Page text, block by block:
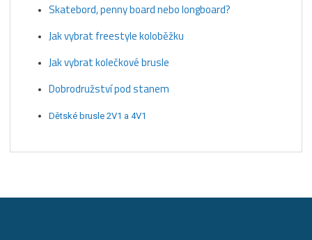
Skatebord, penny board nebo longboard?
Jak vybrat freestyle koloběžku
Jak vybrat kolečkové brusle
Dobrodružství pod stanem
Dětské brusle 2V1 a 4V1